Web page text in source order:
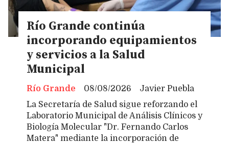
Río Grande continúa
incorporando equipamientos
y servicios a la Salud
Municipal
Javier Puebla
Río Grande
08/08/2026
La Secretaría de Salud sigue reforzando el
Laboratorio Municipal de Análisis Clínicos y
Biología Molecular "Dr. Fernando Carlos
Matera" mediante la incorporación de